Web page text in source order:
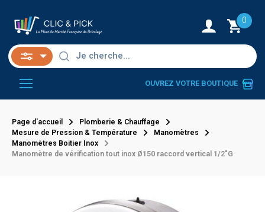
0
OUVREZ VOTRE BOUTIQUE
Page d'accueil
Plomberie & Chauffage
Mesure de Pression & Température
Manomètres
Manomètres Boitier Inox
Manomètre de vérification tout inox Ø150 raccord vertical 1/2"G